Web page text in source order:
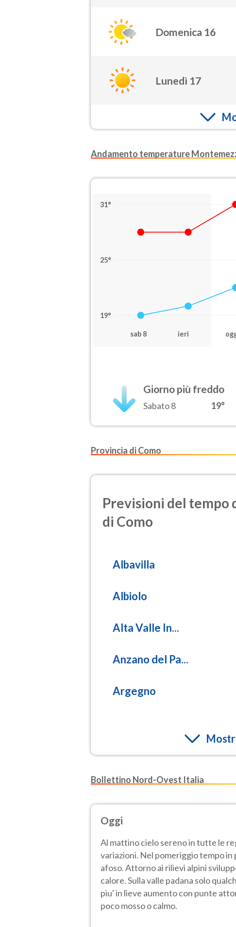
Domenica 16
Lunedì 17
Andamento temperature
31°
25°
19°
sab 8 ieri
Giorno più freddo
Sabato 8 19°
Provincia di Como
Previsioni del tempo
di Como
Albavilla
Albiolo
Alta Valle In...
Anzano del Pa...
Argegno
Bollettino Nord-Ovest Italia
Oggi
Al mattino cielo sereno in tutte le
variazioni. Nel pomeriggio tempo
afoso. Attorno ai rilievi alpini
calore. Sulla valle padana solo
piu' in lieve aumento con punte
poco mosso o calmo.